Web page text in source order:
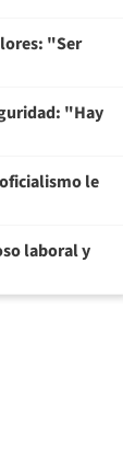
"Ser
"Hay
le
laboral y